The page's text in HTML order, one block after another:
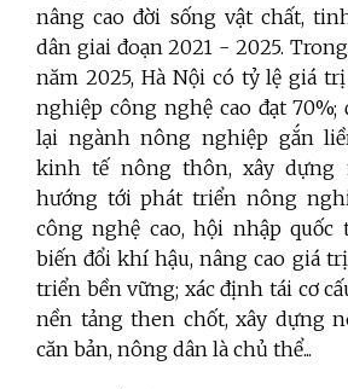
nâng cao đời sống vật chất,
dân giai đoạn 2021 - 2025.
năm 2025, Hà Nội có tỷ lệ giá
nghiệp công nghệ cao đạt 70%;
lại ngành nông nghiệp gắn
kinh tế nông thôn, xây dựng
hướng tới phát triển nông
công nghệ cao, hội nhập quốc
biến đổi khí hậu, nâng cao giá
triển bền vững; xác định tái cơ
nền tảng then chốt, xây dựng
căn bản, nông dân là chủ thể...